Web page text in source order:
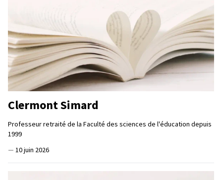
Clermont Simard
Professeur retraité de la Faculté des sciences de l'éducation depuis
1999
— 10 juin 2026